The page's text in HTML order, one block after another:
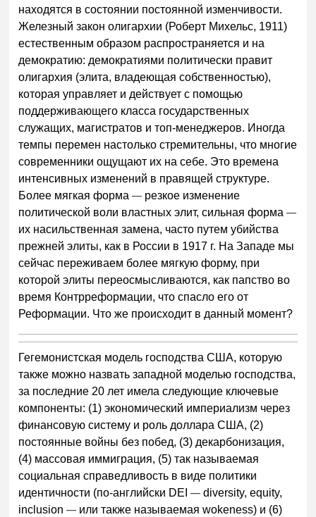
находятся в состоянии постоянной изменчивости.
Железный закон олигархии (Роберт Михельс, 1911)
естественным образом распространяется и на
демократию: демократиями политически правит
олигархия (элита, владеющая собственностью),
которая управляет и действует с помощью
поддерживающего класса государственных
служащих, магистратов и топ-менеджеров. Иногда
темпы перемен настолько стремительны, что многие
современники ощущают их на себе. Это времена
интенсивных изменений в правящей структуре.
Более мягкая форма— резкое изменение
политической воли властных элит, сильная форма—
их насильственная замена, часто путем убийства
прежней элиты, как в России в 1917 г. На Западе мы
сейчас переживаем более мягкую форму, при
которой элиты переосмысливаются, как папство во
время Контрреформации, что спасло его от
Реформации. Что же происходит в данный момент?
Гегемонистская модель господства США, которую
также можно назвать западной моделью господства,
за последние 20 лет имела следующие ключевые
компоненты: (1) экономический империализм через
финансовую систему и роль доллара США, (2)
постоянные войны без побед, (3) декарбонизация,
(4) массовая иммиграция, (5) так называемая
социальная справедливость в виде политики
идентичности (по-английски DEI— diversity, equity,
inclusion— или также называемая wokeness) и (6)